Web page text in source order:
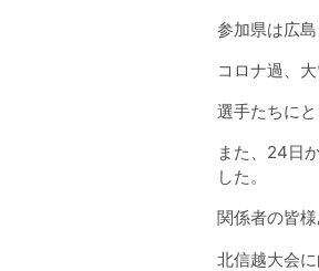
参加県は広
コロナ過、
選手たちに
また、24日
した。
関係者の皆
北信越大会